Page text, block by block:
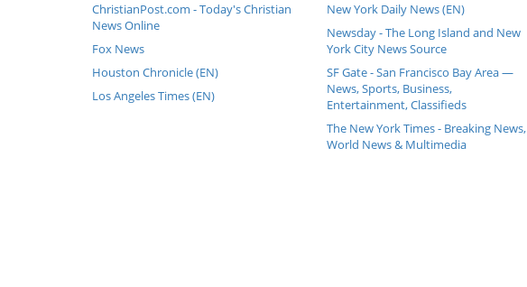
ChristianPost.com - Today's Christian
News Online
Fox News
Houston Chronicle (EN)
Los Angeles Times (EN)
New York Daily News (EN)
Newsday - The Long Island and New
York City News Source
SF Gate - San Francisco Bay Area —
News, Sports, Business,
Entertainment, Classifieds
The New York Times - Breaking News,
World News & Multimedia